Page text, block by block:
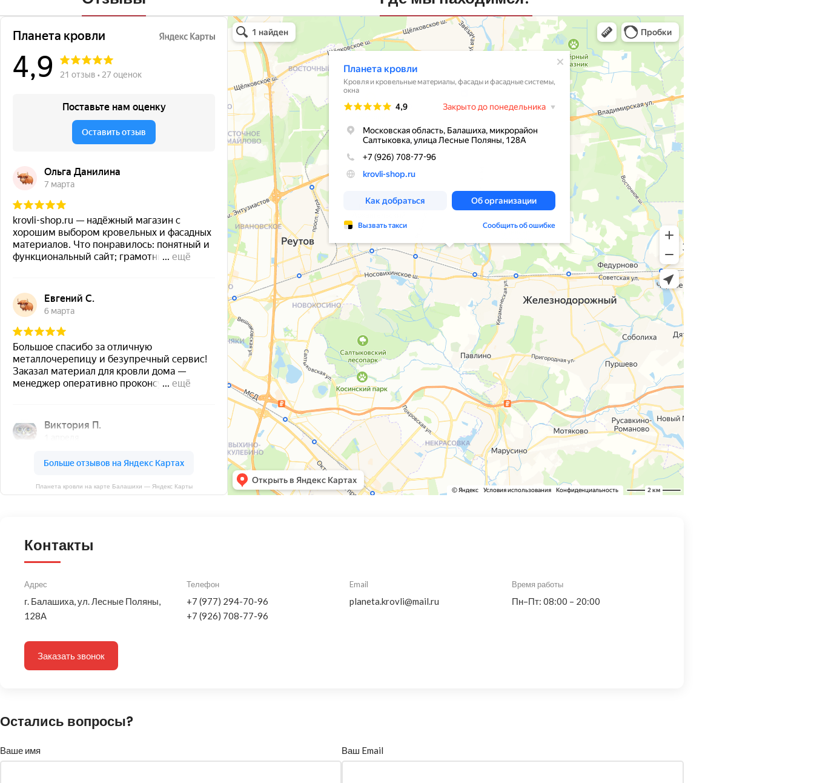
Планета кровли на карте Балашихи — Яндекс Карты
Планета кровли
Кровля и кровельные материалы в Балашихе
Окна в Балашихе
Контакты
Адрес
г. Балашиха, ул. Лесные Поляны,
128А
Телефон
+7 (977) 294-70-96
+7 (926) 708-77-96
Email
planeta.krovli@mail.ru
Время работы
Пн–Пт: 08:00 – 20:00
Заказать звонок
Остались вопросы?
Ваше имя Ваш Email